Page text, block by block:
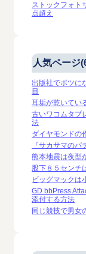
ストックフォト
点超え
人気ページ
出版社でボツに
目
耳垢が乾いてい
古いワコムタブ
法
ダイヤモンドの
『サカサマの
熊本地震は夜型
股下８５センチ
ビッグマックは
GD bbPress
添付する方法
同じ競技で男女